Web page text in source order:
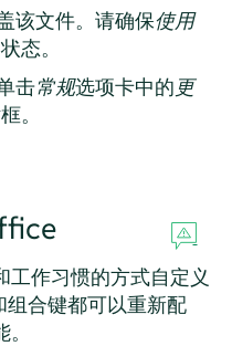
该文件。请确保使用
态。
击常规选项卡中的 更
。
工作习惯的方式自定义
合键都可以重新配